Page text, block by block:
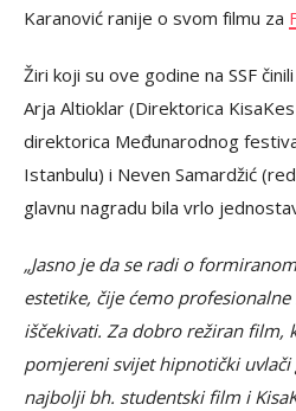
Karanović ranije o svom filmu za
Žiri koji su ove godine na SSF
Arja Altioklar (Direktorica
direktorica Međunarodnog
Istanbulu) i Neven Samardžić
glavnu nagradu bila vrlo
„Jasno je da se radi o
estetike, čije ćemo
iščekivati. Za dobro režiran film,
pomjereni svijet hipnotički uvlači
najbolji bh. studentski film i